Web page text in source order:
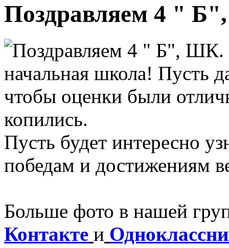
Поздравляем 4 "
начальная школа! Пусть
чтобы оценки были
копились.
Пусть будет интересно
победам и достижениям
Больше фото в нашей
Контакте и